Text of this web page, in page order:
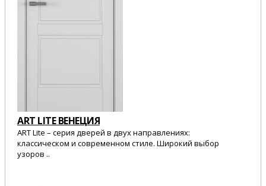
ART LITE ВЕНЕЦИЯ
ART Lite – серия дверей в двух направлениях:
классическом и современном стиле. Широкий выбор
узоров ..